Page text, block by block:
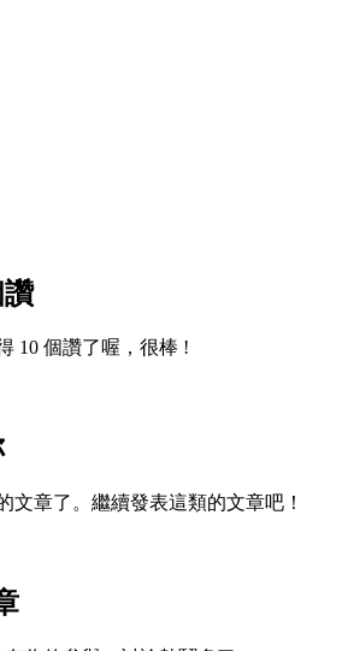
10 個讚了喔，很棒 !
文章了。繼續發表這類的文章吧！